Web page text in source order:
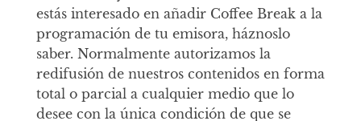
estás interesado en añadir Coffee Break a la
programación de tu emisora, háznoslo
saber. Normalmente autorizamos la
redifusión de nuestros contenidos en forma
total o parcial a cualquier medio que lo
desee con la única condición de que se